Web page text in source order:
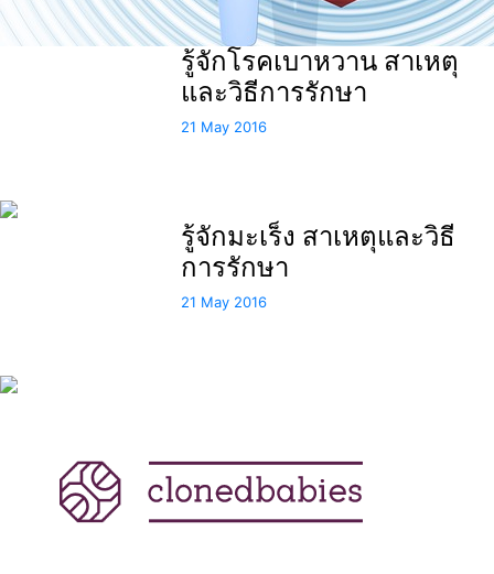
รู้จักโรคเบาหวาน สาเหตุ
และวิธีการรักษา
21 May 2016
รู้จักมะเร็ง สาเหตุและวิธี
การรักษา
21 May 2016